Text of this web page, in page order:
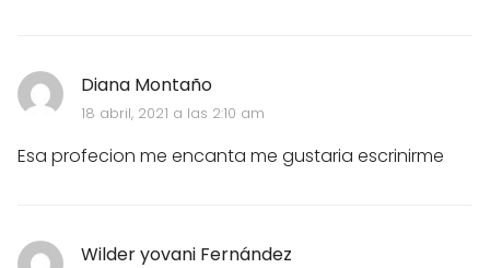
Diana Montaño
18 abril, 2021 a las 2:10 am
Esa profecion me encanta me gustaria escrinirme
Wilder yovani Fernández